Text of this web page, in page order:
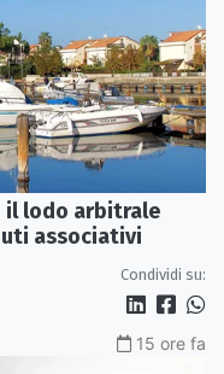
il lodo arbitrale
associativi
Condividi su:
15 ore fa